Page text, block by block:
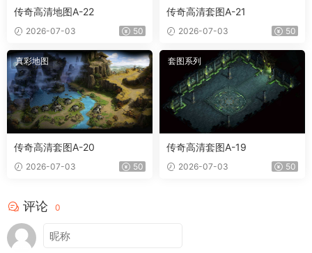
传奇高清地图A-22
2026-07-03 50
传奇高清套图A-21
2026-07-03 50
真彩地图
传奇高清套图A-20
2026-07-03 50
套图系列
传奇高清套图A-19
2026-07-03 50
评论 0